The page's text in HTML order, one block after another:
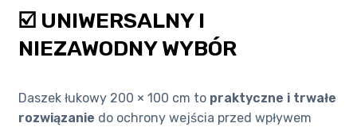
☑️ UNIWERSALNY I
NIEZAWODNY WYBÓR
Daszek łukowy 200 × 100 cm topraktyczne i trwałe
rozwiązanie do ochrony wejścia przed wpływem